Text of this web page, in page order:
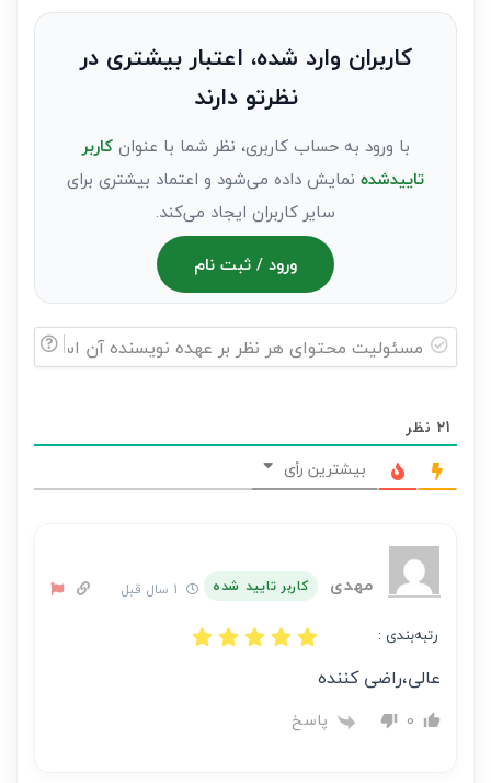
نظر
کاربران وارد شده، اعتبار بیشتری در
نظرتو دارند
با ورود به حساب کاربری، نظر شما با عنوانکاربر
تاییدشده نمایش داده می‌شود و اعتماد بیشتری برای
سایر کاربران ایجاد می‌کند.
ورود / ثبت نام
هر
نظر
بر
نویسنده
21 نظر
بیشترین رأی
مهدی کاربر تایید شده
رتبه‌بندی :
عالی،راضی کننده
0 پاسخ